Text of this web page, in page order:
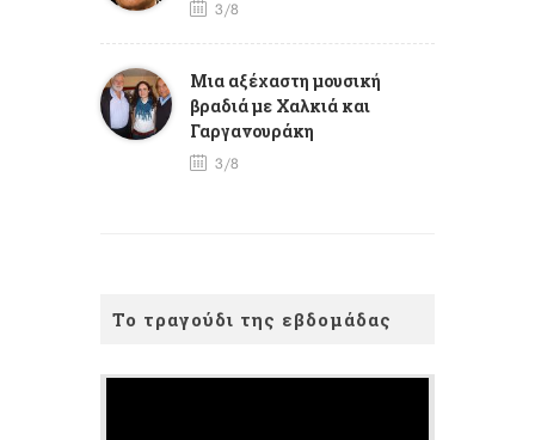
3/8
Mια αξέχαστη μουσική
βραδιά με Χαλκιά και
Γαργανουράκη
3/8
Το τραγούδι της εβδομάδας